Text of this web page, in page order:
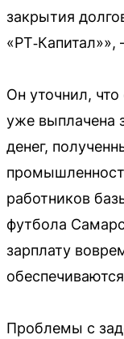
закрытия
Он уточнил, что
уже выплачена
денег,
работников
футбола
зарплату
Проблемы с